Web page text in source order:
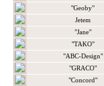
"Geoby"
Jetem
"Jane"
"TAKO"
"ABC-Design"
"GRACO"
"Concord"